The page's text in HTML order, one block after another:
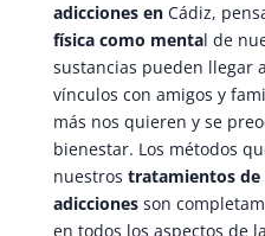
adicciones en Cádiz,
física como mental de
sustancias pueden llegar
vínculos con amigos y
más nos quieren y se
bienestar. Los métodos
nuestros tratamientos de
adiccionesson
en todos los aspectos de